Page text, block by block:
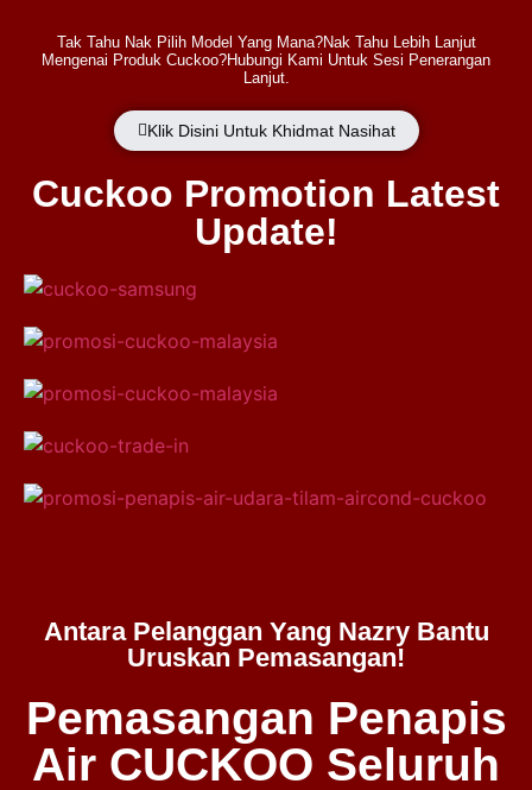
Tak Tahu Nak Pilih Model Yang Mana?Nak Tahu Lebih Lanjut
Mengenai Produk Cuckoo?Hubungi Kami Untuk Sesi Penerangan
Lanjut.
Klik Disini Untuk Khidmat Nasihat
Cuckoo Promotion Latest
Update!
Antara Pelanggan Yang Nazry Bantu
Uruskan Pemasangan!
Pemasangan Penapis
Air CUCKOO Seluruh